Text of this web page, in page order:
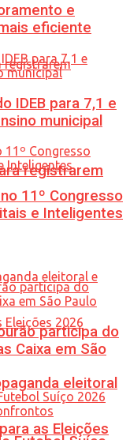
registrarem
eleitoral
as Eleições
e
eficiente
IDEB para 7,1 e
municipal
11º Congresso
e Inteligentes
participa do
Caixa em São